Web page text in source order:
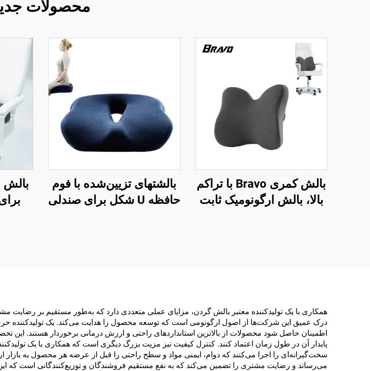
محصولات
بالش کمری Bravo با تراکم
بالا، بالش ارگونومیک ثابت
بالشتهای تزیین‌شده با فوم
حافظه U شکل برای صندلی
بالش
همکاری با یک تولیدکننده معتبر بالش گردن، مزایای عملی متعددی دارد که به‌طور مستقیم بر
درک عمیق این شرکت‌ها از اصول ارگونومی است که توسعه محصول را هدایت می‌کند. یک تولیدکننده
اطمینان حاصل شود محصولات از بالاترین استانداردهای راحتی و ارزش درمانی برخوردار هستند.
پایدار آن در طول زمان اعتماد کنند. کنترل کیفیت نیز مزیت بزرگ دیگری است که همکاری با یک
سخت‌گیرانه‌ای را اجرا می‌کنند که دوام، ایمنی مواد و سطح راحتی را قبل از عرضه هر محصول به
می‌رساند و رضایت مشتری را تضمین می‌کند که به نفع مستقیم فروشندگان و توزیع‌کنندگانی است که